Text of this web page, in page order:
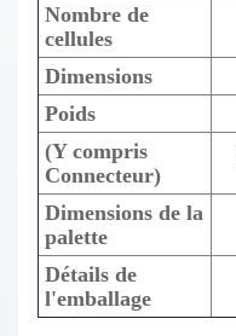
Nombre de
cellules
Dimensions
Poids
(Y compris
Connecteur)
Dimensions de la
palette
Détails de
l'emballage